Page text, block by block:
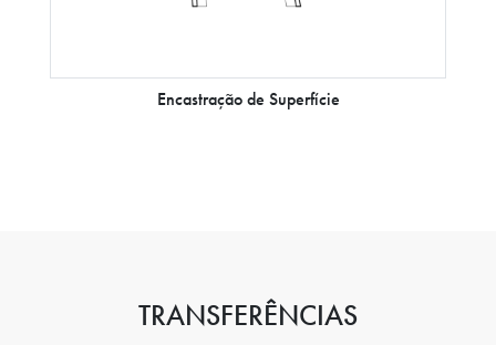
Encastração de Superfície
TRANSFERÊNCIAS